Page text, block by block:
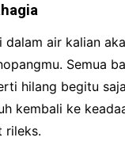
dalam air kalian
Semua
hilang begitu
kembali ke
rileks.